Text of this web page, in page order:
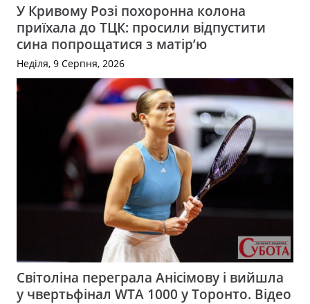
У Кривому Розі похоронна колона
приїхала до ТЦК: просили відпустити
сина попрощатися з матір’ю
Неділя, 9 Серпня, 2026
Світоліна переграла Анісімову і вийшла
у чвертьфінал WTA 1000 у Торонто. Відео